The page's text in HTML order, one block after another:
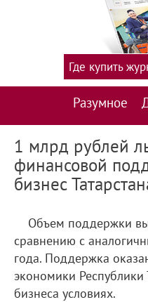
Разумное
Где купить
1 млрд рублей
финансовой
бизнес
Объем поддержки
сравнению с
года. Поддержка
экономики Республики
бизнеса условиях.